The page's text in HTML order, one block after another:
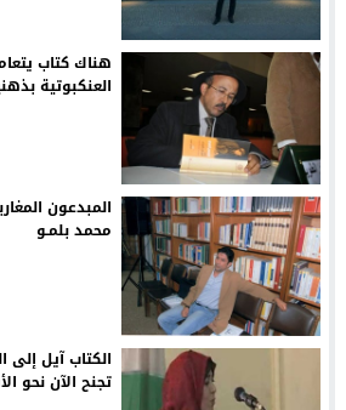
هناك كتاب
العنكبوتية
المبدعون
محمد بلمـو
الكتاب آيل إلى
تجنح الآن نحو